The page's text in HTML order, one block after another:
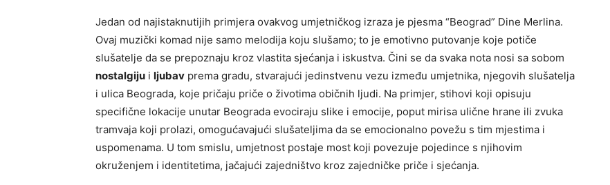
Jedan od najistaknutijih primjera ovakvog umjetničkog izraza je pjesma “Beograd” Dine Merlina.
Ovaj muzički komad nije samo melodija koju slušamo; to je emotivno putovanje koje potiče
slušatelje da se prepoznaju kroz vlastita sjećanja i iskustva. Čini se da svaka nota nosi sa sobom
nostalgiju i ljubav prema gradu, stvarajući jedinstvenu vezu između umjetnika, njegovih slušatelja
i ulica Beograda, koje pričaju priče o životima običnih ljudi. Na primjer, stihovi koji opisuju
specifične lokacije unutar Beograda evociraju slike i emocije, poput mirisa ulične hrane ili zvuka
tramvaja koji prolazi, omogućavajući slušateljima da se emocionalno povežu s tim mjestima i
uspomenama. U tom smislu, umjetnost postaje most koji povezuje pojedince s njihovim
okruženjem i identitetima, jačajući zajedništvo kroz zajedničke priče i sjećanja.